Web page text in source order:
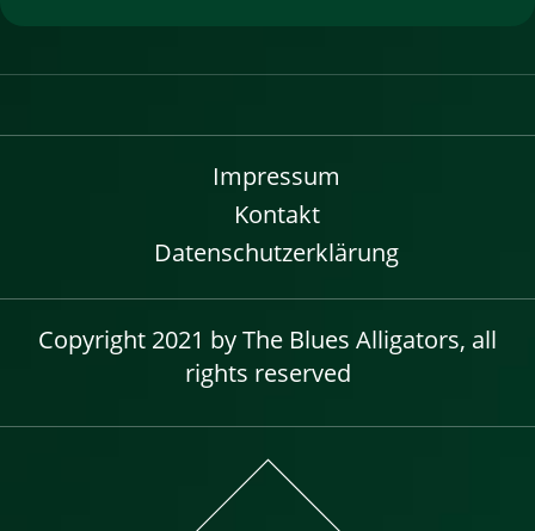
Impressum
Kontakt
Datenschutzerklärung
Copyright 2021 by The Blues Alligators, all
rights reserved